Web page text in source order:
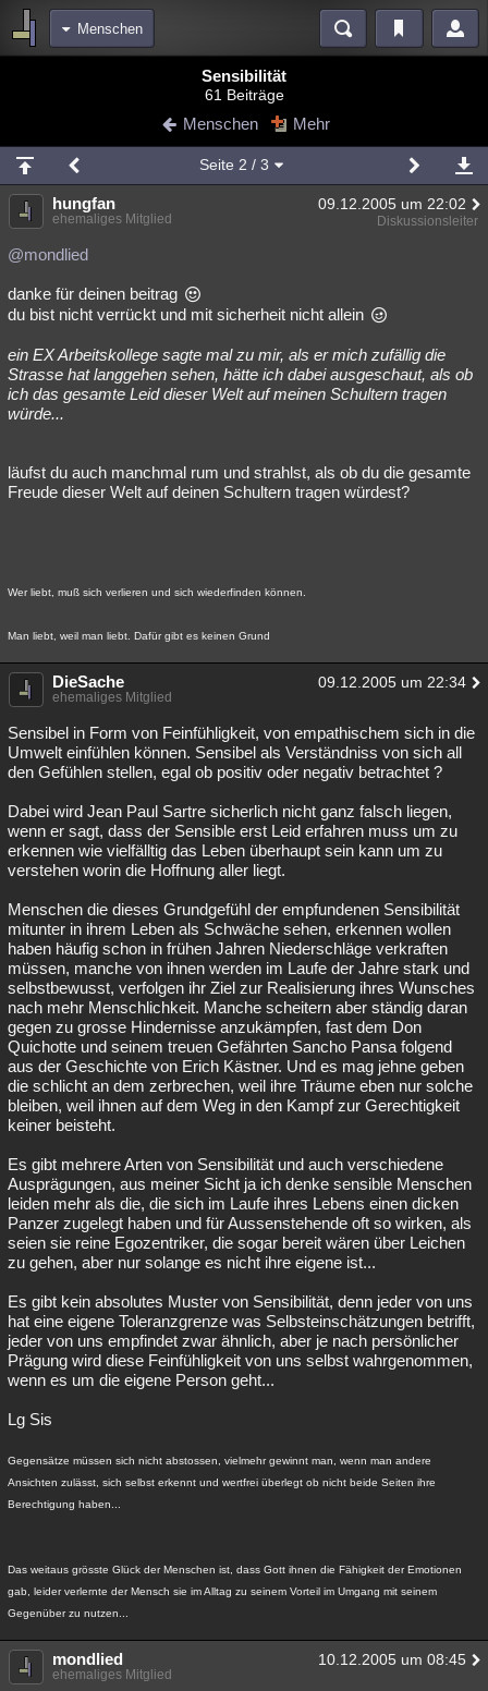
Menschen
Blogs
Chat Wiki Neuigkeiten
meine Rubriken
Menschen Mystery Kriminalfälle
Spiritualität
Natur Umfragen Unterhaltung
Philosophie Träume Orte Esoterik Literatur
Astronomie Helpdesk Gruppen Gaming Filme
Übersichten
Sensibilität
61 Beiträge
Menschen Mehr
Seite 2 / 3
hungfan 09.12.2005 um 22:02
ehemaliges Mitglied Diskussionsleiter
@mondlied
danke für deinen beitrag
du bist nicht verrückt und mit sicherheit nicht allein
ein EX Arbeitskollege sagte mal zu mir, als er mich zufällig die
Strasse hat langgehen sehen, hätte ich dabei ausgeschaut, als ob
ich das gesamte Leid dieser Welt auf meinen Schultern tragen
würde...
läufst du auch manchmal rum und strahlst, als ob du die gesamte
Freude dieser Welt auf deinen Schultern tragen würdest?
Wer liebt, muß sich verlieren und sich wiederfinden können.
Man liebt, weil man liebt. Dafür gibt es keinen Grund
DieSache 09.12.2005 um 22:34
ehemaliges Mitglied
Sensibel in Form von Feinfühligkeit, von empathischem sich in die
Umwelt einfühlen können. Sensibel als Verständniss von sich all
den Gefühlen stellen, egal ob positiv oder negativ betrachtet ?
Dabei wird Jean Paul Sartre sicherlich nicht ganz falsch liegen,
wenn er sagt, dass der Sensible erst Leid erfahren muss um zu
erkennen wie vielfälltig das Leben überhaupt sein kann um zu
verstehen worin die Hoffnung aller liegt.
Menschen die dieses Grundgefühl der empfundenen Sensibilität
mitunter in ihrem Leben als Schwäche sehen, erkennen wollen
haben häufig schon in frühen Jahren Niederschläge verkraften
müssen, manche von ihnen werden im Laufe der Jahre stark und
selbstbewusst, verfolgen ihr Ziel zur Realisierung ihres Wunsches
nach mehr Menschlichkeit. Manche scheitern aber ständig daran
gegen zu grosse Hindernisse anzukämpfen, fast dem Don
Quichotte und seinem treuen Gefährten Sancho Pansa folgend
aus der Geschichte von Erich Kästner. Und es mag jehne geben
die schlicht an dem zerbrechen, weil ihre Träume eben nur solche
bleiben, weil ihnen auf dem Weg in den Kampf zur Gerechtigkeit
keiner beisteht.
Es gibt mehrere Arten von Sensibilität und auch verschiedene
Ausprägungen, aus meiner Sicht ja ich denke sensible Menschen
leiden mehr als die, die sich im Laufe ihres Lebens einen dicken
Panzer zugelegt haben und für Aussenstehende oft so wirken, als
seien sie reine Egozentriker, die sogar bereit wären über Leichen
zu gehen, aber nur solange es nicht ihre eigene ist...
Es gibt kein absolutes Muster von Sensibilität, denn jeder von uns
hat eine eigene Toleranzgrenze was Selbsteinschätzungen betrifft,
jeder von uns empfindet zwar ähnlich, aber je nach persönlicher
Prägung wird diese Feinfühligkeit von uns selbst wahrgenommen,
wenn es um die eigene Person geht...
Lg Sis
Gegensätze müssen sich nicht abstossen, vielmehr gewinnt man, wenn man andere
Ansichten zulässt, sich selbst erkennt und wertfrei überlegt ob nicht beide Seiten ihre
Berechtigung haben...
Das weitaus grösste Glück der Menschen ist, dass Gott ihnen die Fähigkeit der Emotionen
gab, leider verlernte der Mensch sie im Alltag zu seinem Vorteil im Umgang mit seinem
Gegenüber zu nutzen...
mondlied 10.12.2005 um 08:45
ehemaliges Mitglied